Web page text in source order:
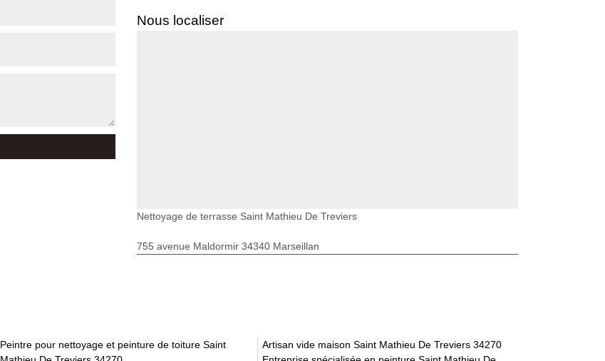
Nous localiser
Nettoyage de terrasse Saint Mathieu De Treviers
755 avenue Maldormir 34340 Marseillan
Peintre pour nettoyage et peinture de toiture Saint
Artisan vide maison Saint Mathieu De Treviers 34270